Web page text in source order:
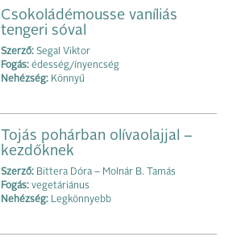
Csokoládémousse vaníliás
tengeri sóval
Szerző: Segal Viktor
Fogás: édesség/ínyencség
Nehézség: Könnyű
Tojás pohárban olívaolajjal –
kezdőknek
Szerző: Bittera Dóra – Molnár B. Tamás
Fogás: vegetáriánus
Nehézség: Legkönnyebb